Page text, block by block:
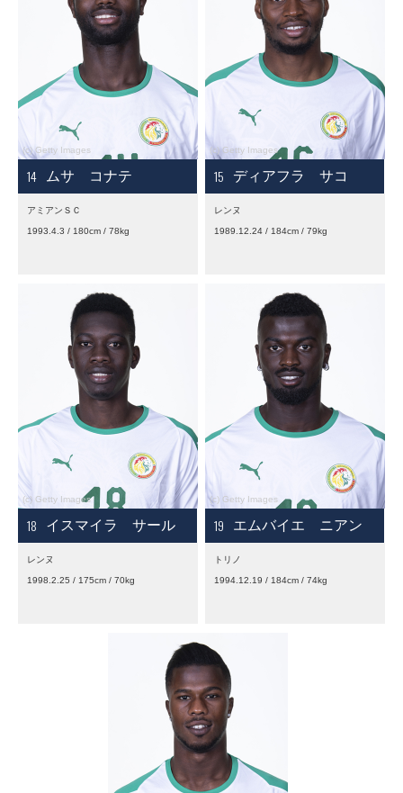
14 ムサ コナテ
アミアンＳＣ
1993.4.3 / 180cm / 78kg
15 ディアフラ サコ
レンヌ
1989.12.24 / 184cm / 79kg
18 イスマイラ サール
レンヌ
1998.2.25 / 175cm / 70kg
19 エムバイエ ニアン
トリノ
1994.12.19 / 184cm / 74kg